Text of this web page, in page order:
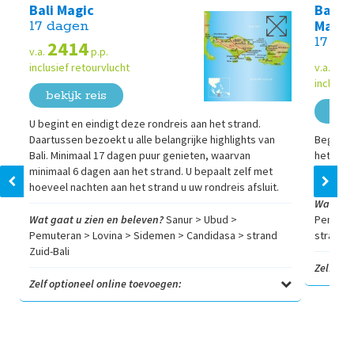
Bali Magic
17 dagen
v.a. 2414p.p.
inclusief retourvlucht
bekijk reis
U begint en eindigt deze rondreis aan het strand.
Daartussen bezoekt u alle belangrijke highlights van
Bali. Minimaal 17 dagen puur genieten, waarvan
minimaal 6 dagen aan het strand. U bepaalt zelf met
hoeveel nachten aan het strand u uw rondreis afsluit.
Wat gaat u zien en beleven?Sanur > Ubud >
Pemuteran > Lovina > Sidemen > Candidasa > strand
Zuid-Bali
Zelf optioneel online toevoegen:
Bali,
Magic
17
v.a.
het
Wat
Zelf